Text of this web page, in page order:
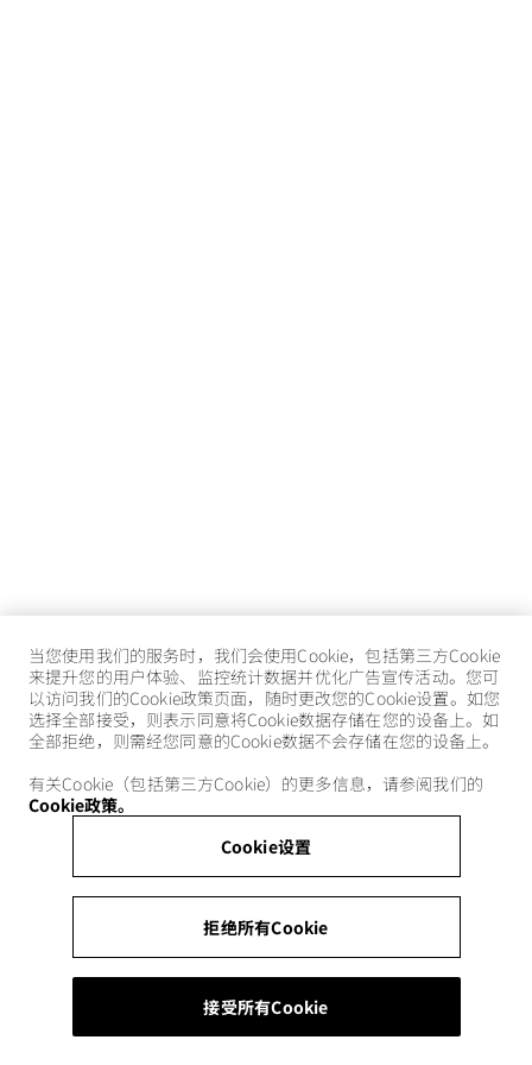
当您使用我们的服务时，我们会使用Cookie，包括第三方Cookie
来提升您的用户体验、监控统计数据并优化广告宣传活动。您可
以访问我们的Cookie政策页面，随时更改您的Cookie设置。如您
选择全部接受，则表示同意将Cookie数据存储在您的设备上。如
全部拒绝，则需经您同意的Cookie数据不会存储在您的设备上。
有关Cookie（包括第三方Cookie）的更多信息，请参阅我们的
Cookie政策。
Cookie设置
拒绝所有Cookie
接受所有Cookie